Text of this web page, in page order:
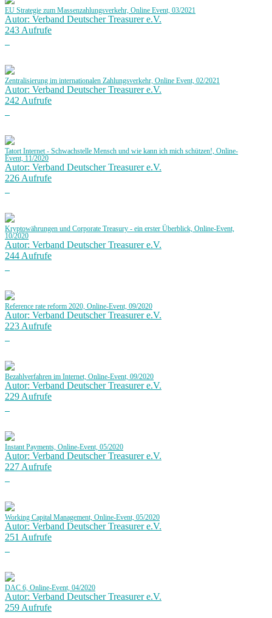
EU Strategie zum Massenzahlungsverkehr, Online Event, 03/2021
Autor: Verband Deutscher Treasurer e.V.
243 Aufrufe
Zentralisierung im internationalen Zahlungsverkehr, Online Event, 02/2021
Autor: Verband Deutscher Treasurer e.V.
242 Aufrufe
Tatort Internet - Schwachstelle Mensch und wie kann ich mich schützen!, Online-
Event, 11/2020
Autor: Verband Deutscher Treasurer e.V.
226 Aufrufe
Kryptowährungen und Corporate Treasury - ein erster Überblick, Online-Event,
10/2020
Autor: Verband Deutscher Treasurer e.V.
244 Aufrufe
Reference rate reform 2020, Online-Event, 09/2020
Autor: Verband Deutscher Treasurer e.V.
223 Aufrufe
Bezahlverfahren im Internet, Online-Event, 09/2020
Autor: Verband Deutscher Treasurer e.V.
229 Aufrufe
Instant Payments, Online-Event, 05/2020
Autor: Verband Deutscher Treasurer e.V.
227 Aufrufe
Working Capital Management, Online-Event, 05/2020
Autor: Verband Deutscher Treasurer e.V.
251 Aufrufe
DAC 6, Online-Event, 04/2020
Autor: Verband Deutscher Treasurer e.V.
259 Aufrufe